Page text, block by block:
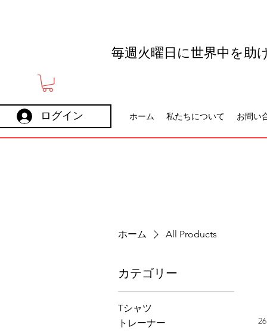
毎週火曜日に世界中を助
ログイン ホーム 私たちについて お問い
ホーム All Products
カテゴリー
Tシャツ
トレーナー